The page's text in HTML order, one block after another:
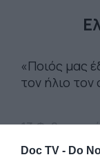
Doc TV - Do
«Ποιός μας
τον ήλιο τον
13